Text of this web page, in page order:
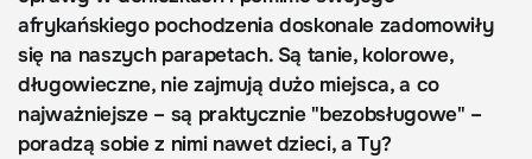
afrykańskiego pochodzenia doskonale zadomowiły
się na naszych parapetach. Są tanie, kolorowe,
długowieczne, nie zajmują dużo miejsca, a co
najważniejsze – są praktycznie "bezobsługowe" –
poradzą sobie z nimi nawet dzieci, a Ty?